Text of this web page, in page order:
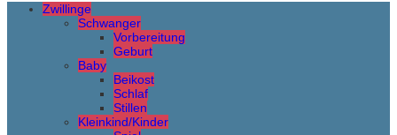
Zwillinge
Schwanger
Vorbereitung
Geburt
Baby
Beikost
Schlaf
Stillen
Kleinkind/Kinder